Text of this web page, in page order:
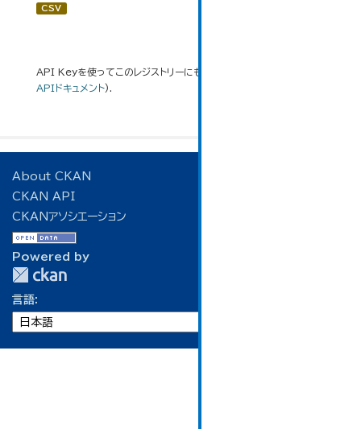
CSV
API Keyを使ってこのレジストリーにもアクセス可能です
APIドキュメント).
About CKAN
CKAN API
CKANアソシエーション
Powered by
言語